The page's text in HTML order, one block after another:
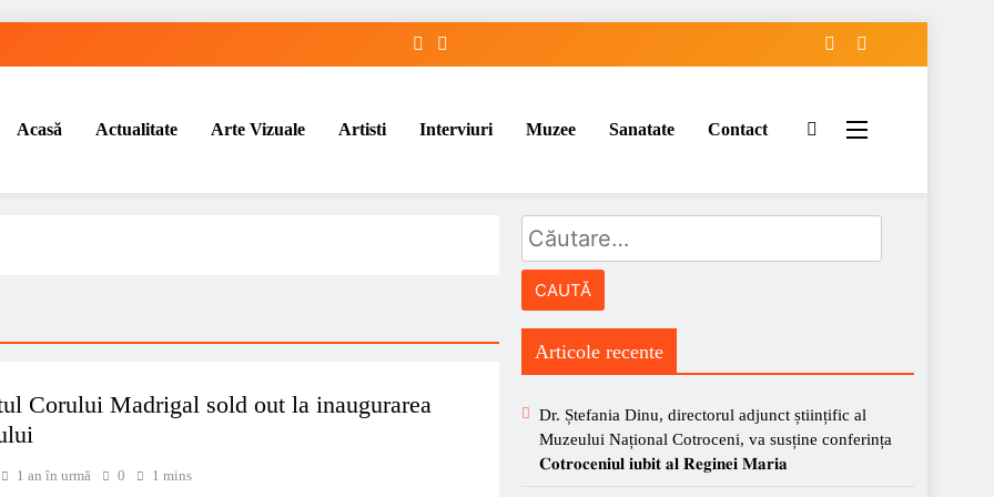
Acasă Actualitate Arte Vizuale Artisti Interviuri Muzee Sanatate Contact
Corului Madrigal sold out la inaugurarea
1 an în urmă 0 1 mins
Caută
după:
Articole recente
Dr. Ștefania Dinu, directorul adjunct științific al
Muzeului Național Cotroceni, va susține conferința
𝐂𝐨𝐭𝐫𝐨𝐜𝐞𝐧𝐢𝐮𝐥 𝐢𝐮𝐛𝐢𝐭 𝐚𝐥 𝐑𝐞𝐠𝐢𝐧𝐞𝐢 𝐌𝐚𝐫𝐢𝐚